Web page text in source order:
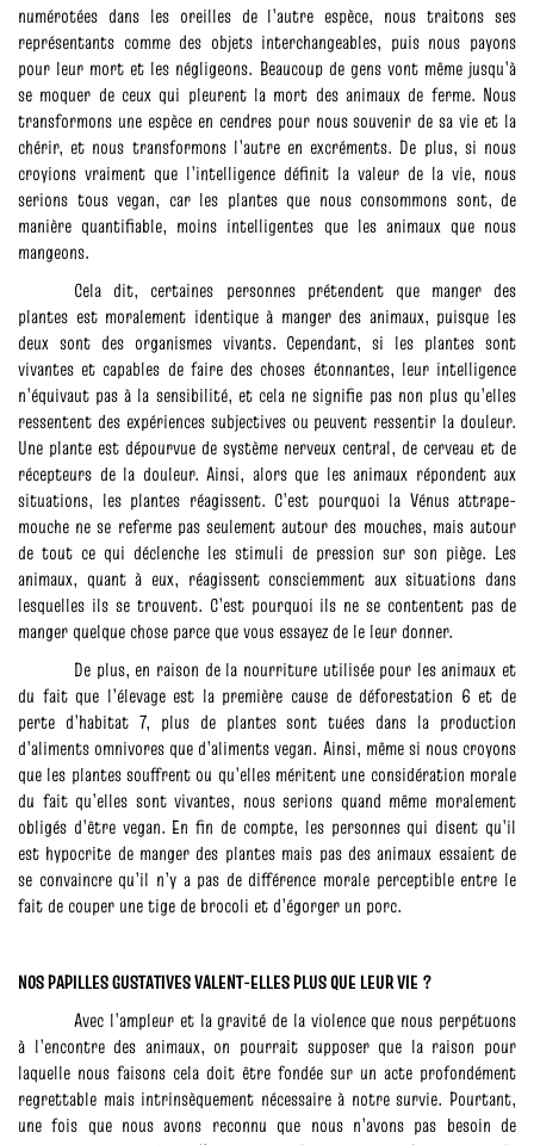
numérotées dans les oreilles de l’autre espèce, nous traitons ses
représentants comme des objets interchangeables, puis nous payons
pour leur mort et les négligeons. Beaucoup de gens vont même jusqu’à
se moquer de ceux qui pleurent la mort des animaux de ferme. Nous
transformons une espèce en cendres pour nous souvenir de sa vie et la
chérir, et nous transformons l’autre en excréments. De plus, si nous
croyions vraiment que l’intelligence définit la valeur de la vie, nous
serions tous vegan, car les plantes que nous consommons sont, de
manière quantifiable, moins intelligentes que les animaux que nous
mangeons.
Cela dit, certaines personnes prétendent que manger des
plantes est moralement identique à manger des animaux, puisque les
deux sont des organismes vivants. Cependant, si les plantes sont
vivantes et capables de faire des choses étonnantes, leur intelligence
n’équivaut pas à la sensibilité, et cela ne signifie pas non plus qu’elles
ressentent des expériences subjectives ou peuvent ressentir la douleur.
Une plante est dépourvue de système nerveux central, de cerveau et de
récepteurs de la douleur. Ainsi, alors que les animaux répondent aux
situations, les plantes réagissent. C’est pourquoi la Vénus attrape-
mouche ne se referme pas seulement autour des mouches, mais autour
de tout ce qui déclenche les stimuli de pression sur son piège. Les
animaux, quant à eux, réagissent consciemment aux situations dans
lesquelles ils se trouvent. C’est pourquoi ils ne se contentent pas de
manger quelque chose parce que vous essayez de le leur donner.
De plus, en raison de la nourriture utilisée pour les animaux et
du fait que l’élevage est la première cause de déforestation 6 et de
perte d’habitat 7, plus de plantes sont tuées dans la production
d’aliments omnivores que d’aliments vegan. Ainsi, même si nous croyons
que les plantes souffrent ou qu’elles méritent une considération morale
du fait qu’elles sont vivantes, nous serions quand même moralement
obligés d’être vegan. En fin de compte, les personnes qui disent qu’il
est hypocrite de manger des plantes mais pas des animaux essaient de
se convaincre qu’il n’y a pas de différence morale perceptible entre le
fait de couper une tige de brocoli et d’égorger un porc.
NOS PAPILLES GUSTATIVES VALENT-ELLES PLUS QUE LEUR VIE ?
Avec l’ampleur et la gravité de la violence que nous perpétuons
à l’encontre des animaux, on pourrait supposer que la raison pour
laquelle nous faisons cela doit être fondée sur un acte profondément
regrettable mais intrinsèquement nécessaire à notre survie. Pourtant,
une fois que nous avons reconnu que nous n’avons pas besoin de